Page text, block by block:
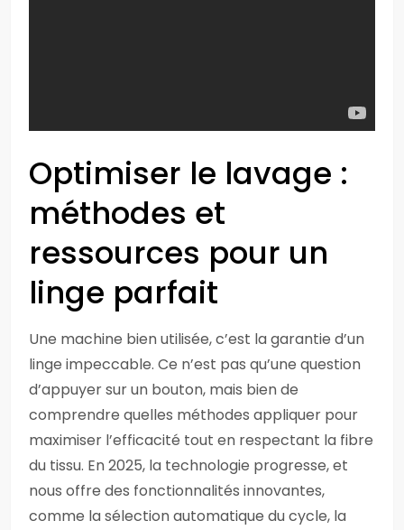
Optimiser le lavage :
méthodes et
ressources pour un
linge parfait
Une machine bien utilisée, c’est la garantie d’un
linge impeccable. Ce n’est pas qu’une question
d’appuyer sur un bouton, mais bien de
comprendre quelles méthodes appliquer pour
maximiser l’efficacité tout en respectant la fibre
du tissu. En 2025, la technologie progresse, et
nous offre des fonctionnalités innovantes,
comme la sélection automatique du cycle, la